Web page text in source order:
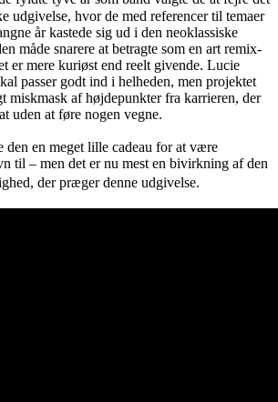
udgivelse, hvor de med referencer til temaer
år kastede sig ud i den neoklassiske
måde snarere at betragte som en art remix-
er mere kuriøst end reelt givende. Lucie
passer godt ind i helheden, men projektet
miskmask af højdepunkter fra karrieren, der
uden at føre nogen vegne.
den en meget lille cadeau for at være
til – men det er nu mest en bivirkning af den
der præger denne udgivelse.